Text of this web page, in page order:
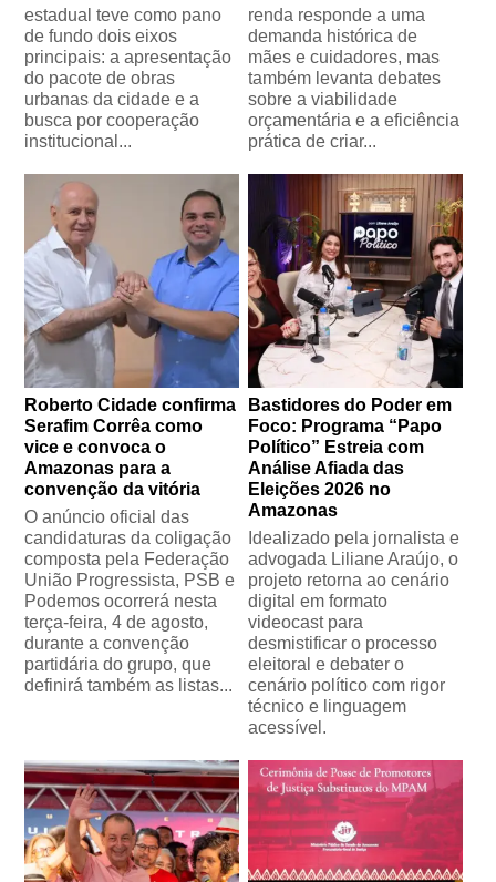
estadual teve como pano
de fundo dois eixos
principais: a apresentação
do pacote de obras
urbanas da cidade e a
busca por cooperação
institucional...
renda responde a uma
demanda histórica de
mães e cuidadores, mas
também levanta debates
sobre a viabilidade
orçamentária e a eficiência
prática de criar...
Roberto Cidade confirma
Serafim Corrêa como
vice e convoca o
Amazonas para a
convenção da vitória
O anúncio oficial das
candidaturas da coligação
composta pela Federação
União Progressista, PSB e
Podemos ocorrerá nesta
terça-feira, 4 de agosto,
durante a convenção
partidária do grupo, que
definirá também as listas...
Bastidores do Poder em
Foco: Programa “Papo
Político” Estreia com
Análise Afiada das
Eleições 2026 no
Amazonas
Idealizado pela jornalista e
advogada Liliane Araújo, o
projeto retorna ao cenário
digital em formato
videocast para
desmistificar o processo
eleitoral e debater o
cenário político com rigor
técnico e linguagem
acessível.